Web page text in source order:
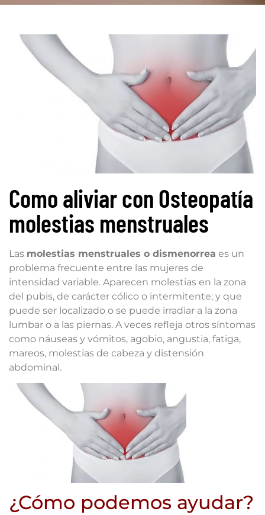
Como aliviar con Osteopatía
molestias menstruales
Las molestias menstruales o dismenorrea es un
problema frecuente entre las mujeres de
intensidad variable. Aparecen molestias en la zona
del pubis, de carácter cólico o intermitente; y que
puede ser localizado o se puede irradiar a la zona
lumbar o a las piernas. A veces refleja otros síntomas
como náuseas y vómitos, agobio, angustia, fatiga,
mareos, molestias de cabeza y distensión
abdominal.
¿Cómo podemos ayudar?